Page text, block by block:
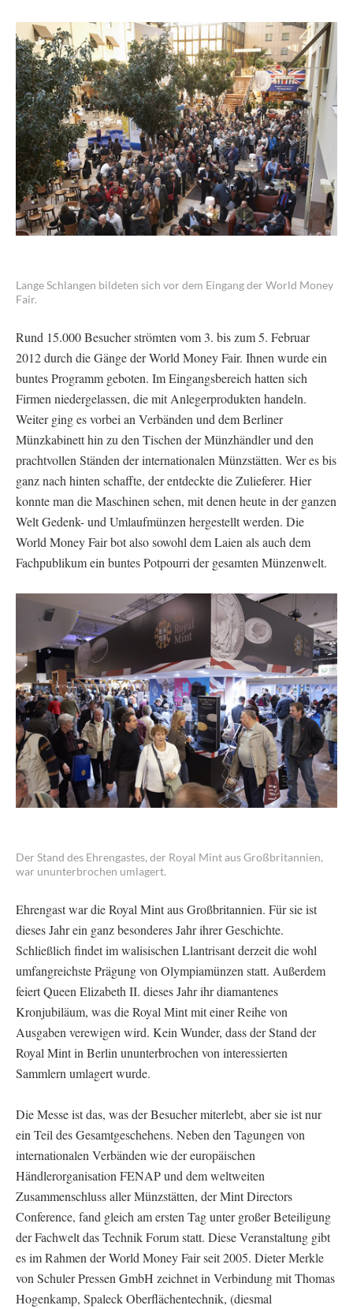
Lange Schlangen bildeten sich vor dem Eingang der World Money
Fair.
Rund 15.000 Besucher strömten vom 3. bis zum 5. Februar
2012 durch die Gänge der World Money Fair. Ihnen wurde ein
buntes Programm geboten. Im Eingangsbereich hatten sich
Firmen niedergelassen, die mit Anlegerprodukten handeln.
Weiter ging es vorbei an Verbänden und dem Berliner
Münzkabinett hin zu den Tischen der Münzhändler und den
prachtvollen Ständen der internationalen Münzstätten. Wer es bis
ganz nach hinten schaffte, der entdeckte die Zulieferer. Hier
konnte man die Maschinen sehen, mit denen heute in der ganzen
Welt Gedenk- und Umlaufmünzen hergestellt werden. Die
World Money Fair bot also sowohl dem Laien als auch dem
Fachpublikum ein buntes Potpourri der gesamten Münzenwelt.
Der Stand des Ehrengastes, der Royal Mint aus Großbritannien,
war ununterbrochen umlagert.
Ehrengast war die Royal Mint aus Großbritannien. Für sie ist
dieses Jahr ein ganz besonderes Jahr ihrer Geschichte.
Schließlich findet im walisischen Llantrisant derzeit die wohl
umfangreichste Prägung von Olympiamünzen statt. Außerdem
feiert Queen Elizabeth II. dieses Jahr ihr diamantenes
Kronjubiläum, was die Royal Mint mit einer Reihe von
Ausgaben verewigen wird. Kein Wunder, dass der Stand der
Royal Mint in Berlin ununterbrochen von interessierten
Sammlern umlagert wurde.
Die Messe ist das, was der Besucher miterlebt, aber sie ist nur
ein Teil des Gesamtgeschehens. Neben den Tagungen von
internationalen Verbänden wie der europäischen
Händlerorganisation FENAP und dem weltweiten
Zusammenschluss aller Münzstätten, der Mint Directors
Conference, fand gleich am ersten Tag unter großer Beteiligung
der Fachwelt das Technik Forum statt. Diese Veranstaltung gibt
es im Rahmen der World Money Fair seit 2005. Dieter Merkle
von Schuler Pressen GmbH zeichnet in Verbindung mit Thomas
Hogenkamp, Spaleck Oberflächentechnik, (diesmal